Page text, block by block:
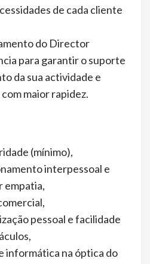
de cada cliente
do Director
para garantir o suporte
da sua actividade e
maior rapidez.
(mínimo),
interpessoal e
empatia,
pessoal e facilidade
informática na óptica do